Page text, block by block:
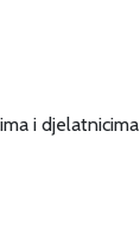
i